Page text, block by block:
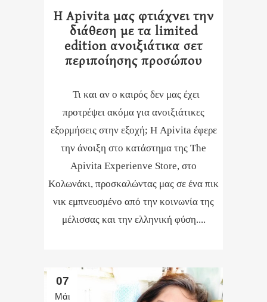
Η Apivita μας φτιάχνει την
διάθεση με τα limited
edition ανοιξιάτικα σετ
περιποίησης προσώπου
Τι και αν ο καιρός δεν μας έχει
προτρέψει ακόμα για ανοιξιάτικες
εξορμήσεις στην εξοχή; Η Apivita έφερε
την άνοιξη στο κατάστημα της The
Apivita Experienve Store, στο
Κολωνάκι, προσκαλώντας μας σε ένα πικ
νικ εμπνευσμένο από την κοινωνία της
μέλισσας και την ελληνική φύση....
07
Μάι